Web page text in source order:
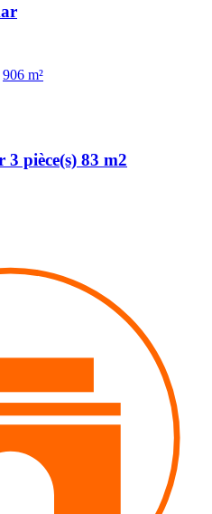
906 m²
pièce(s) 83 m2